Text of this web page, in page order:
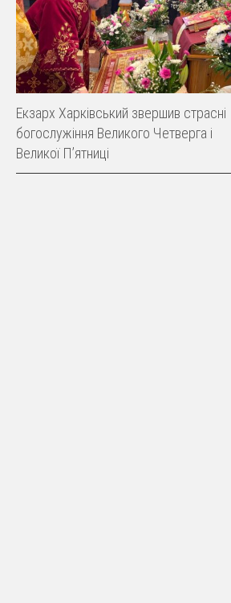
Екзарх Харківський звершив страсні
богослужіння Великого Четверга і
Великої Пʼятниці